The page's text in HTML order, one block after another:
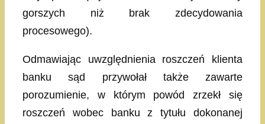
gorszych niż brak zdecydowania
procesowego).
Odmawiając uwzględnienia roszczeń klienta
banku sąd przywołał także zawarte
porozumienie, w którym powód zrzekł się
roszczeń wobec banku z tytułu dokonanej